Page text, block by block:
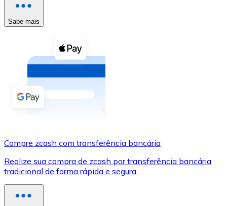
Ver tudo
Cupons cripto
Compre criptomoedas com dinheiro e outros
Comprar com dinheiro
Transferência SEPA
Use cartões Visa e Mastercard para comprar
Comprar com cartão
Sabe mais
Compre zcash com transferência bancária
Realize sua compra de zcash por transferência bancária
tradicional de forma rápida e segura.